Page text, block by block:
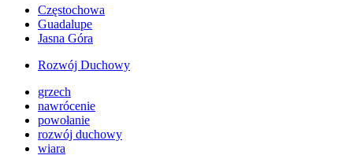
Częstochowa
Guadalupe
Jasna Góra
Rozwój Duchowy
grzech
nawrócenie
powołanie
rozwój duchowy
wiara